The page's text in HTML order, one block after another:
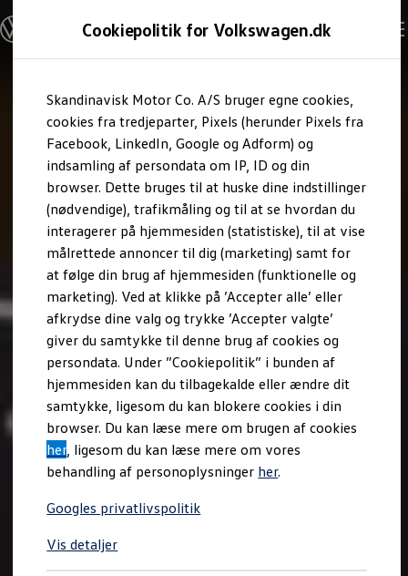
Cookiepolitik for Volkswagen.dk
Skandinavisk Motor Co. A/S bruger egne cookies,
cookies fra tredjeparter, Pixels (herunder Pixels fra
Facebook, LinkedIn, Google og Adform) og
indsamling af persondata om IP, ID og din
browser. Dette bruges til at huske dine indstillinger
(nødvendige), trafikmåling og til at se hvordan du
interagerer på hjemmesiden (statistiske), til at vise
målrettede annoncer til dig (marketing) samt for
at følge din brug af hjemmesiden (funktionelle og
marketing). Ved at klikke på ’Accepter alle’ eller
afkrydse dine valg og trykke ’Accepter valgte’
giver du samtykke til denne brug af cookies og
persondata. Under ”Cookiepolitik” i bunden af
hjemmesiden kan du tilbagekalde eller ændre dit
samtykke, ligesom du kan blokere cookies i din
browser. Du kan læse mere om brugen af cookies
her, ligesom du kan læse mere om vores
behandling af personoplysninger her.
Googles privatlivspolitik
Vis detaljer
hovedindhold
footer
Modeller og konfigurator
Byg din Volkswagen
Alle modeller
Kend din Volkswagen
Erhvervsbiler
Værktøjskassen
ConnectedFleet
Service
California on Tour app
Elektriske biler
Elbiler
ID. Polo
ID. Cross
ID.3 Neo
ID.4
ID.5
ID.7
ID.7 Tourer
ID. Buzz
Konceptbiler
ID. EVERY1
ID. 2all & ID. GTI
Varebiler på el
Elektromobilitet i dagligdagen
Eldrevne modeller
ID. Buzz Cargo
Opladning og Rækkevidde
Opladning med Clever
Opladning med Clever - Erhvervsbiler
Udregn din rækkevidde